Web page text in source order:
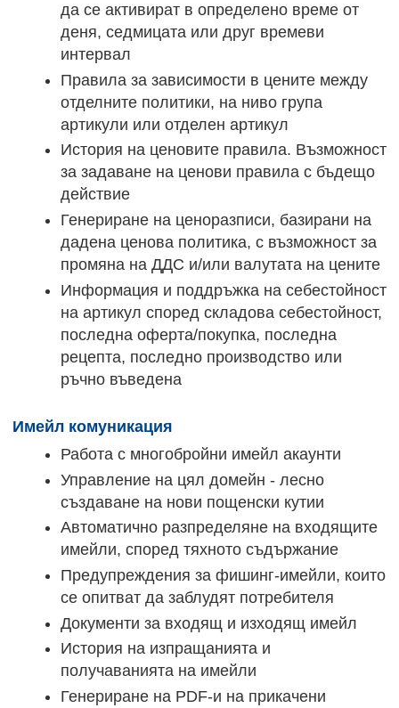
да се активират в определено време от
деня, седмицата или друг времеви
интервал
Правила за зависимости в цените между
отделните политики, на ниво група
артикули или отделен артикул
История на ценовите правила. Възможност
за задаване на ценови правила с бъдещо
действие
Генериране на ценоразписи, базирани на
дадена ценова политика, с възможност за
промяна на ДДС и/или валутата на цените
Информация и поддръжка на себестойност
на артикул според складова себестойност,
последна оферта/покупка, последна
рецепта, последно производство или
ръчно въведена
Имейл комуникация
Работа с многобройни имейл акаунти
Управление на цял домейн - лесно
създаване на нови пощенски кутии
Автоматично разпределяне на входящите
имейли, според тяхното съдържание
Предупреждения за фишинг-имейли, които
се опитват да заблудят потребителя
Документи за входящ и изходящ имейл
История на изпращанията и
получаванията на имейли
Генериране на PDF-и на прикачени